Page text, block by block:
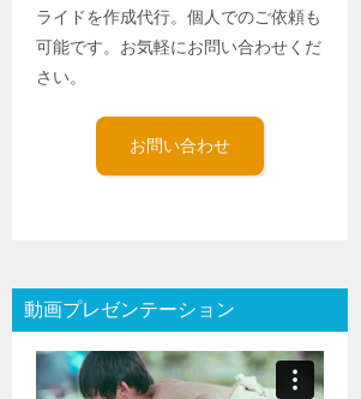
ライドを作成代行。個人でのご依頼も
可能です。お気軽にお問い合わせくだ
さい。
お問い合わせ
動画プレゼンテーション